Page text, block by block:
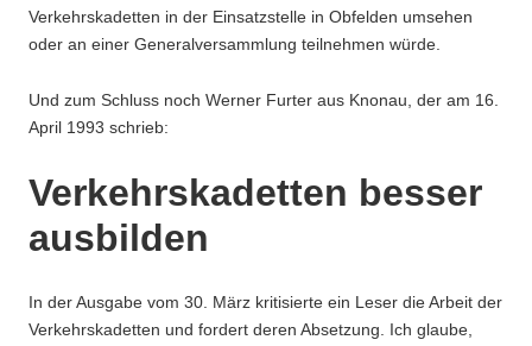
Verkehrskadetten in der Einsatzstelle in Obfelden umsehen
oder an einer Generalversammlung teilnehmen würde.
Und zum Schluss noch Werner Furter aus Knonau, der am 16.
April 1993 schrieb:
Verkehrskadetten besser
ausbilden
In der Ausgabe vom 30. März kritisierte ein Leser die Arbeit der
Verkehrskadetten und fordert deren Absetzung. Ich glaube,